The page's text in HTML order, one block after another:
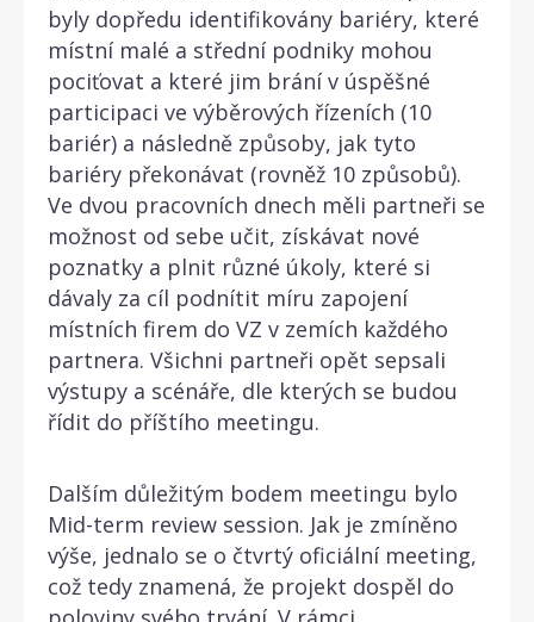
byly dopředu identifikovány bariéry, které
místní malé a střední podniky mohou
pociťovat a které jim brání v úspěšné
participaci ve výběrových řízeních (10
bariér) a následně způsoby, jak tyto
bariéry překonávat (rovněž 10 způsobů).
Ve dvou pracovních dnech měli partneři se
možnost od sebe učit, získávat nové
poznatky a plnit různé úkoly, které si
dávaly za cíl podnítit míru zapojení
místních firem do VZ v zemích každého
partnera. Všichni partneři opět sepsali
výstupy a scénáře, dle kterých se budou
řídit do příštího meetingu.
Dalším důležitým bodem meetingu bylo
Mid-term review session. Jak je zmíněno
výše, jednalo se o čtvrtý oficiální meeting,
což tedy znamená, že projekt dospěl do